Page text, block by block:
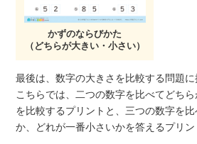
かずのならびかた
（どちらが大きい・小さい）
最後は、数字の大きさを比較する問題に
こちらでは、二つの数字を比べてどち
を比較するプリントと、三つの数字を
か、どれが一番小さいかを答えるプリン